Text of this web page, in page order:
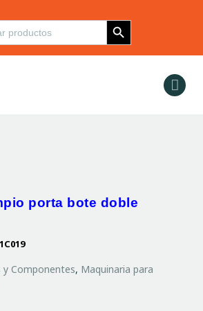
Botón de búsqueda
porta bote doble
Componentes, Maquinaria para